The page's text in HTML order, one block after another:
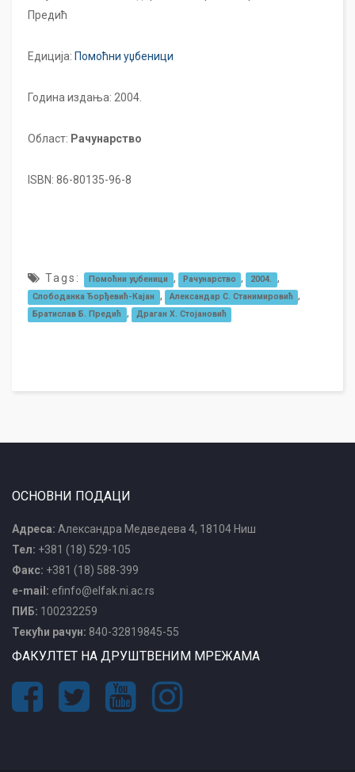
Предић
Едиција: Помоћни уџбеници
Година издања: 2004.
Област: Рачунарство
ISBN: 86-80135-96-8
Tags: Помоћни уџбеници , Рачунарство , 2004. ,
Слободанка Ђорђевић-Кајан , Александар С. Станимировић ,
Братислав Б. Предић , Драган Х. Стојановић
ОСНОВНИ ПОДАЦИ
Адреса: Александра Медведева 4, 18104 Ниш
Тел: +381 (18) 529-105
Факс: +381 (18) 588-399
e-mail: efinfo@elfak.ni.ac.rs
ПИБ: 100232259
Текући рачун: 840-32819845-55
ФАКУЛТЕТ НА ДРУШТВЕНИМ МРЕЖАМА